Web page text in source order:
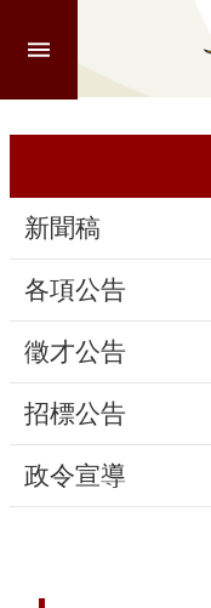
階
尋
認
識
本
館
參
觀
新聞稿
各項公告
徵才公告
招標公告
政令宣導